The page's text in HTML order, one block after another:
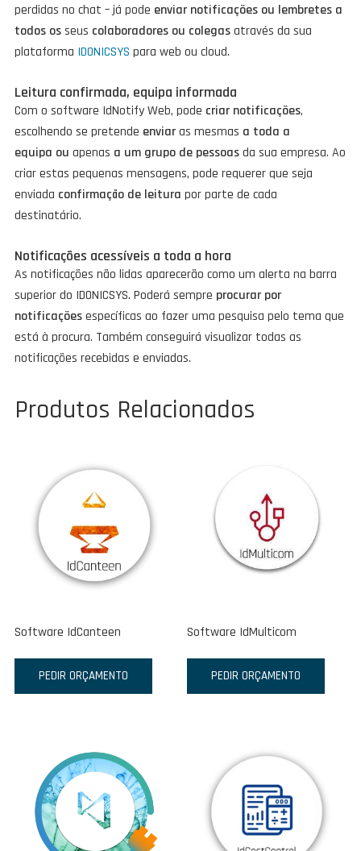
perdidas no chat – já pode enviar notificações ou lembretes a
todos osseus colaboradores ou colegasatravés da sua
plataforma IDONICSYS para web ou cloud.
Leitura confirmada, equipa informada
Com o software IdNotify Web, pode criar notificações,
escolhendo se pretende enviaras mesmas a toda a
equipa ou apenas a um grupo de pessoasda sua empresa. Ao
criar estas pequenas mensagens, pode requerer que seja
enviada confirmação de leitura por parte de cada
destinatário.
Notificações acessíveis a toda a hora
As notificações não lidas aparecerão como um alerta na barra
superior do IDONICSYS. Poderá sempre procurar por
notificaçõesespecíficas ao fazer uma pesquisa pelo tema que
está à procura. Também conseguirá visualizar todas as
notificações recebidas e enviadas.
Produtos Relacionados
Software IdCanteen
PEDIR ORÇAMENTO
Software IdMulticom
PEDIR ORÇAMENTO